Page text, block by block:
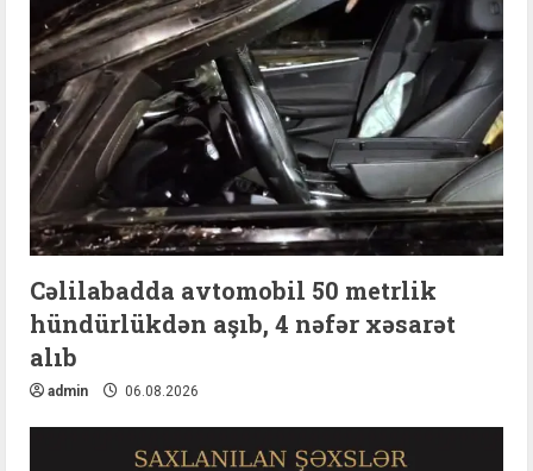
Cəlilabadda avtomobil 50 metrlik
hündürlükdən aşıb, 4 nəfər xəsarət
alıb
admin 06.08.2026